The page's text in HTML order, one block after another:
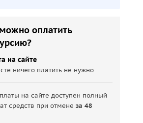
оплатить
на сайте
ничего платить не нужно
на сайте доступен полный
средств при отменеза 48